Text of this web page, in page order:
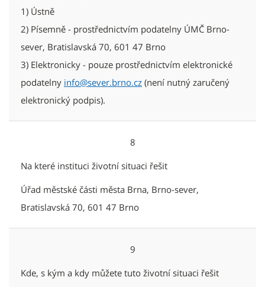
1) Ústně
2) Písemně - prostřednictvím podatelny ÚMČ Brno-
sever, Bratislavská 70, 601 47 Brno
3) Elektronicky - pouze prostřednictvím elektronické
podatelny info@sever.brno.cz (není nutný zaručený
elektronický podpis).
8
Na které instituci životní situaci řešit
Úřad městské části města Brna, Brno-sever,
Bratislavská 70, 601 47 Brno
9
Kde, s kým a kdy můžete tuto životní situaci řešit